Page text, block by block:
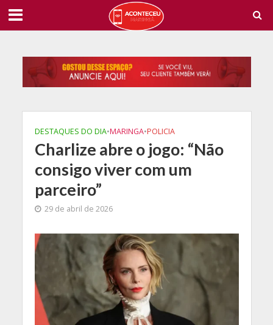
DESTAQUES DO DIA•MARINGA•POLICIA
Charlize abre o jogo: “Não
consigo viver com um
parceiro”
29 de abril de 2026